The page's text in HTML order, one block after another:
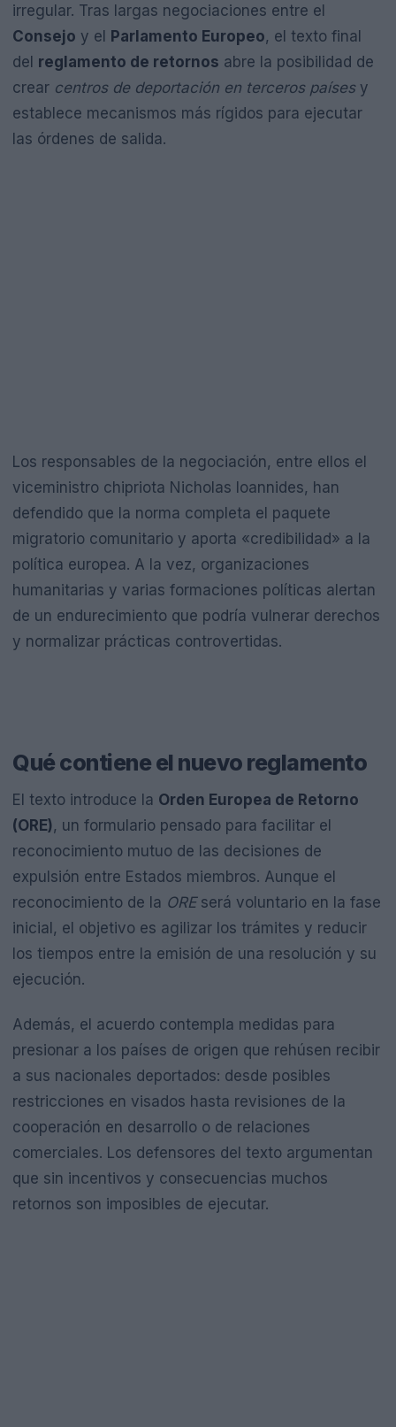
irregular. Tras largas negociaciones entre el
Consejo y el Parlamento Europeo, el texto final
del reglamento de retornos abre la posibilidad de
crear centros de deportación en terceros paísesy
establece mecanismos más rígidos para ejecutar
las órdenes de salida.
Los responsables de la negociación, entre ellos el
viceministro chipriota Nicholas Ioannides, han
defendido que la norma completa el paquete
migratorio comunitario y aporta «credibilidad» a la
política europea. A la vez, organizaciones
humanitarias y varias formaciones políticas alertan
de un endurecimiento que podría vulnerar derechos
y normalizar prácticas controvertidas.
Qué contiene el nuevo reglamento
El texto introduce la Orden Europea de Retorno
(ORE), un formulario pensado para facilitar el
reconocimiento mutuo de las decisiones de
expulsión entre Estados miembros. Aunque el
reconocimiento de la OREserá voluntario en la fase
inicial, el objetivo es agilizar los trámites y reducir
los tiempos entre la emisión de una resolución y su
ejecución.
Además, el acuerdo contempla medidas para
presionar a los países de origen que rehúsen recibir
a sus nacionales deportados: desde posibles
restricciones en visados hasta revisiones de la
cooperación en desarrollo o de relaciones
comerciales. Los defensores del texto argumentan
que sin incentivos y consecuencias muchos
retornos son imposibles de ejecutar.